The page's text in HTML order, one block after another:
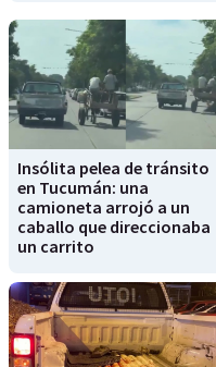
Insólita pelea de tránsito
en Tucumán: una
camioneta arrojó a un
caballo que direccionaba
un carrito